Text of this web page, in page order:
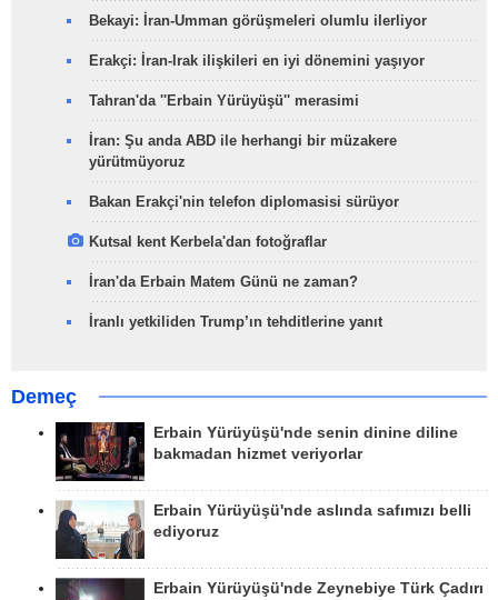
Bekayi: İran-Umman görüşmeleri olumlu ilerliyor
Erakçi: İran-Irak ilişkileri en iyi dönemini yaşıyor
Tahran'da ''Erbain Yürüyüşü'' merasimi
İran: Şu anda ABD ile herhangi bir müzakere
yürütmüyoruz
Bakan Erakçi'nin telefon diplomasisi sürüyor
Kutsal kent Kerbela'dan fotoğraflar
İran'da Erbain Matem Günü ne zaman?
İranlı yetkiliden Trump’ın tehditlerine yanıt
Demeç
Erbain Yürüyüşü'nde senin dinine diline
bakmadan hizmet veriyorlar
Erbain Yürüyüşü'nde aslında safımızı belli
ediyoruz
Erbain Yürüyüşü'nde Zeynebiye Türk Çadırı